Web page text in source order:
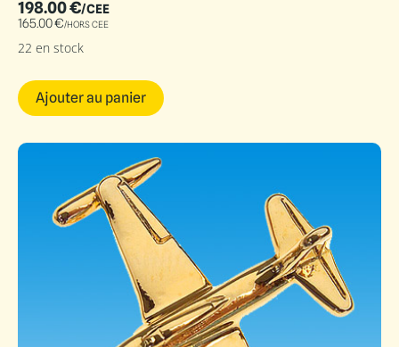
198.00€/CEE
165.00€/HORS CEE
22 en stock
Ajouter au panier